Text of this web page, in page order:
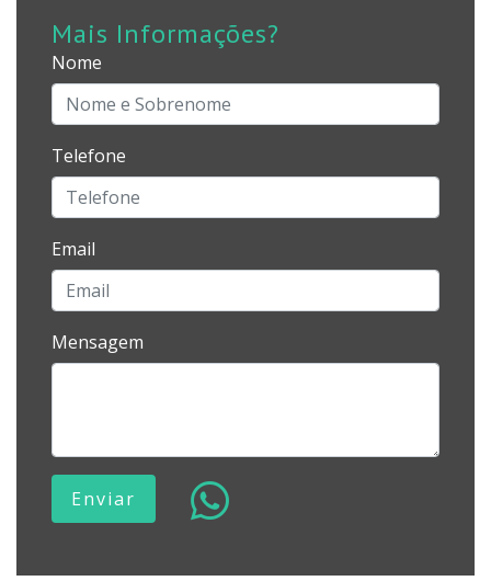
Mais Informações?
Nome
Telefone
Email
Mensagem
Enviar